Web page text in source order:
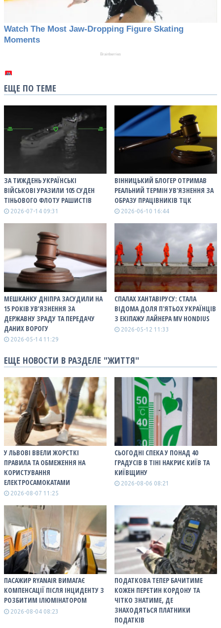
ЕЩЕ ПО ТЕМЕ
ЗА ТИЖДЕНЬ УКРАЇНСЬКІ
ВІЙСЬКОВІ УРАЗИЛИ 105 СУДЕН
ТІНЬОВОГО ФЛОТУ РАШИСТІВ
2026-07-14 09:31
ВІННИЦЬКИЙ БЛОГЕР ОТРИМАВ
РЕАЛЬНИЙ ТЕРМІН УВ'ЯЗНЕННЯ ЗА
ОБРАЗУ ПРАЦІВНИКІВ ТЦК
2026-06-10 16:44
МЕШКАНКУ ДНІПРА ЗАСУДИЛИ НА
15 РОКІВ УВ’ЯЗНЕННЯ ЗА
ДЕРЖАВНУ ЗРАДУ ТА ПЕРЕДАЧУ
ДАНИХ ВОРОГУ
2026-05-14 11:29
СПАЛАХ ХАНТАВІРУСУ: СТАЛА
ВІДОМА ДОЛЯ П'ЯТЬОХ УКРАЇНЦІВ
З ЕКІПАЖУ ЛАЙНЕРА MV HONDIUS
2026-05-12 11:33
ЕЩЕ НОВОСТИ В РАЗДЕЛЕ "ЖИТТЯ"
У ЛЬВОВІ ВВЕЛИ ЖОРСТКІ
ПРАВИЛА ТА ОБМЕЖЕННЯ НА
КОРИСТУВАННЯ
ЕЛЕКТРОСАМОКАТАМИ
2026-08-07 11:25
СЬОГОДНІ СПЕКА У ПОНАД 40
ГРАДУСІВ В ТІНІ НАКРИЄ КИЇВ ТА
КИЇВЩИНУ
2026-08-06 08:21
ПАСАЖИР RYANAIR ВИМАГАЄ
КОМПЕНСАЦІЇ ПІСЛЯ ІНЦИДЕНТУ З
РОЗБИТИМ ІЛЮМІНАТОРОМ
2026-08-04 08:23
ПОДАТКОВА ТЕПЕР БАЧИТИМЕ
КОЖЕН ПЕРЕТИН КОРДОНУ ТА
ЧІТКО ЗНАТИМЕ, ДЕ
ЗНАХОДЯТЬСЯ ПЛАТНИКИ
ПОДАТКІВ